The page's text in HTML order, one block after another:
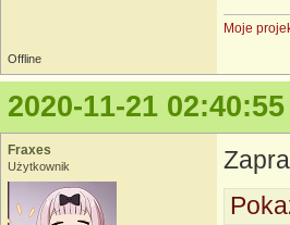
Moje
Offline
2020-11-21 02:40:55
Fraxes
Użytkownik